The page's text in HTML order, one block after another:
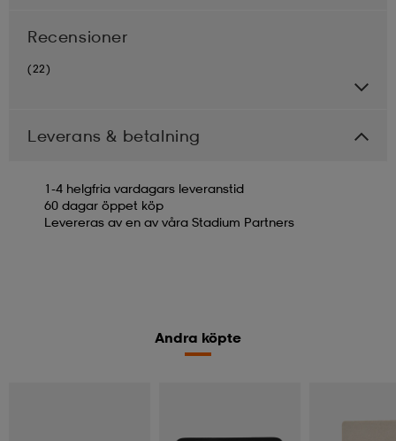
Recensioner
(22)
Leverans & betalning
1-4 helgfria vardagars leveranstid
60 dagar öppet köp
Levereras av en av våra Stadium Partners
Andra köpte